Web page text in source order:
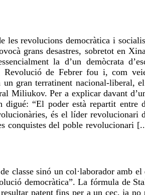
revolucions democràtica i
grans desastres, sobretot en
la d’un demòcrata
de Febrer fou i, com
gran terratinent nacional-liberal,
Miliukov. Per a explicar davant
“El poder està repartit entre
és el líder revolucionari
conquistes del poble revolucionari
classe sinó un col·laborador amb
democràtica”. La fórmula de
patent fins per a un cec, ja